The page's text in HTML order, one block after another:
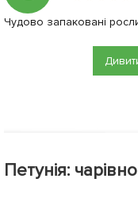
Чудово запаковані
Петунія: